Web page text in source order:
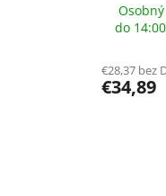
do
€28,37 bez
€34,89